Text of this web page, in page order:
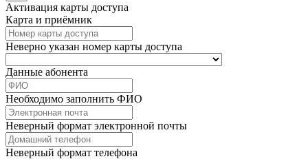
Активация карты доступа
Карта и приёмник
Неверно указан номер карты доступа
Данные абонента
Необходимо заполнить ФИО
Неверный формат электронной почты
Неверный формат телефона